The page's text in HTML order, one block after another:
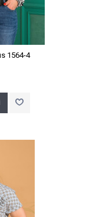
1564-4
з %